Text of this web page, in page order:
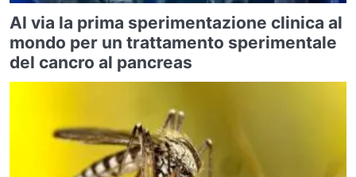
Al via la prima sperimentazione clinica al
mondo per un trattamento sperimentale
del cancro al pancreas